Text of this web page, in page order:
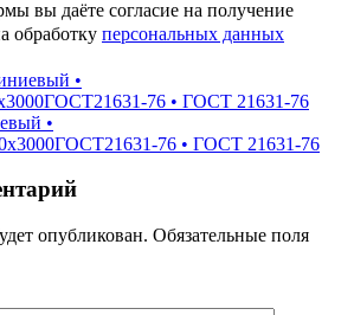
вы даёте согласие на получение
обработку персональных данных
•
76 • ГОСТ 21631-76
•
76 • ГОСТ 21631-76
опубликован. Обязательные поля